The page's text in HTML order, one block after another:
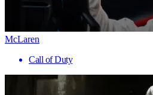
McLaren
Call of Duty